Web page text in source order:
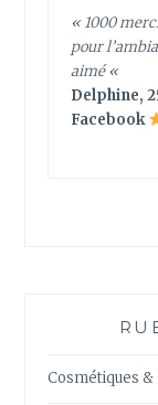
« 1000
pour
aimé«
Delphine,
Facebook
Cosmétiques